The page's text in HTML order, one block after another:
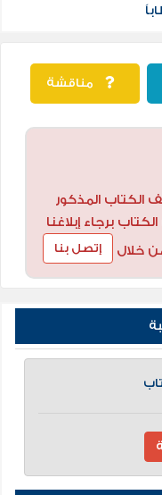
مناقشة
الكتاب المذكور
برجاء إبلاغنا
خلال إتصل بنا